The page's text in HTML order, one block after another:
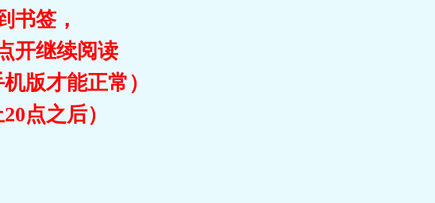
书签，
开继续阅读
版才能正常）
点之后）